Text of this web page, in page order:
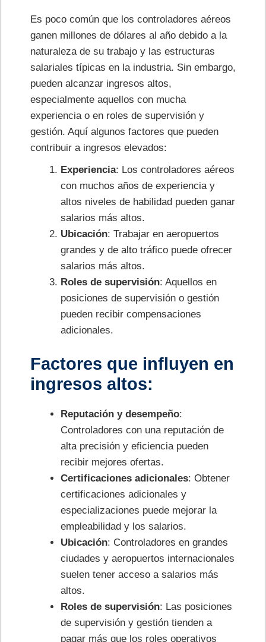
Es poco común que los controladores aéreos
ganen millones de dólares al año debido a la
naturaleza de su trabajo y las estructuras
salariales típicas en la industria. Sin embargo,
pueden alcanzar ingresos altos,
especialmente aquellos con mucha
experiencia o en roles de supervisión y
gestión. Aquí algunos factores que pueden
contribuir a ingresos elevados:
Experiencia: Los controladores aéreos
con muchos años de experiencia y
altos niveles de habilidad pueden ganar
salarios más altos.
Ubicación: Trabajar en aeropuertos
grandes y de alto tráfico puede ofrecer
salarios más altos.
Roles de supervisión: Aquellos en
posiciones de supervisión o gestión
pueden recibir compensaciones
adicionales.
Factores que influyen en
ingresos altos:
Reputación y desempeño:
Controladores con una reputación de
alta precisión y eficiencia pueden
recibir mejores ofertas.
Certificaciones adicionales: Obtener
certificaciones adicionales y
especializaciones puede mejorar la
empleabilidad y los salarios.
Ubicación: Controladores en grandes
ciudades y aeropuertos internacionales
suelen tener acceso a salarios más
altos.
Roles de supervisión: Las posiciones
de supervisión y gestión tienden a
pagar más que los roles operativos